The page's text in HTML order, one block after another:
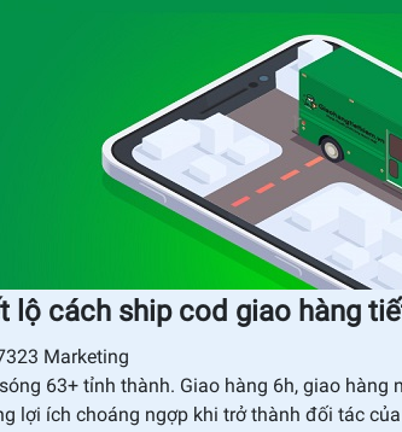
lộ cách ship cod giao hàng
Marketing
63+ tỉnh thành. Giao hàng 6h, giao
lợi ích choáng ngợp khi trở thành đối tác